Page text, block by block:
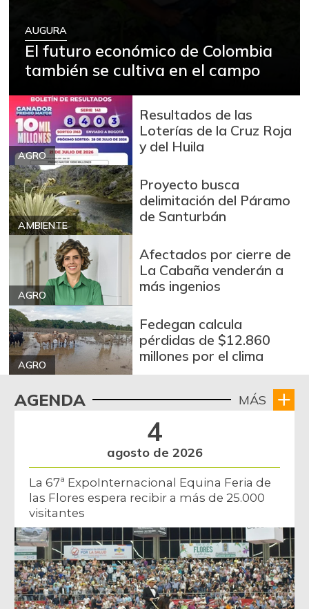
AUGURA
El futuro económico de Colombia
también se cultiva en el campo
AGRO
Resultados de las
Loterías de la Cruz Roja
y del Huila
AMBIENTE
Proyecto busca
delimitación del Páramo
de Santurbán
AGRO
Afectados por cierre de
La Cabaña venderán a
más ingenios
AGRO
Fedegan calcula
pérdidas de $12.860
millones por el clima
AGENDA MÁS
4
agosto de 2026
La 67ª ExpoInternacional Equina Feria de
las Flores espera recibir a más de 25.000
visitantes